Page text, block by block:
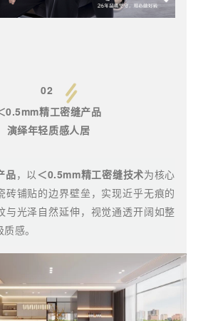
02
0.5mm精工密缝产品
演绎年轻质感人居
品，以＜0.5mm精工密缝技术为核心
砖铺贴的边界壁垒，实现近乎无痕的
与光泽自然延伸，视觉通透开阔如整
感。